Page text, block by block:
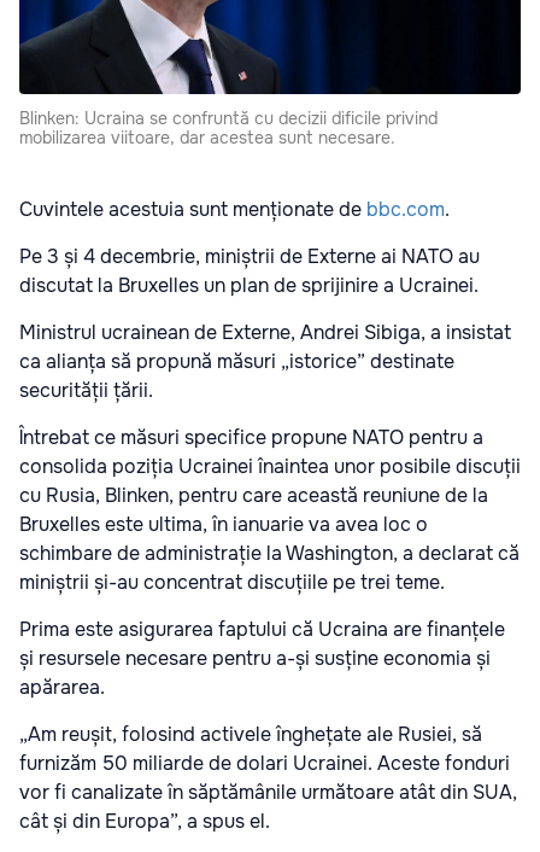
Blinken: Ucraina se confruntă cu decizii dificile privind
mobilizarea viitoare, dar acestea sunt necesare.
Cuvintele acestuia sunt menționate de bbc.com.
Pe 3 și 4 decembrie, miniștrii de Externe ai NATO au
discutat la Bruxelles un plan de sprijinire a Ucrainei.
Ministrul ucrainean de Externe, Andrei Sibiga, a insistat
ca alianța să propună măsuri „istorice” destinate
securității țării.
Întrebat ce măsuri specifice propune NATO pentru a
consolida poziția Ucrainei înaintea unor posibile discuții
cu Rusia, Blinken, pentru care această reuniune de la
Bruxelles este ultima, în ianuarie va avea loc o
schimbare de administrație la Washington, a declarat că
miniștrii și-au concentrat discuțiile pe trei teme.
Prima este asigurarea faptului că Ucraina are finanțele
și resursele necesare pentru a-și susține economia și
apărarea.
„Am reușit, folosind activele înghețate ale Rusiei, să
furnizăm 50 miliarde de dolari Ucrainei. Aceste fonduri
vor fi canalizate în săptămânile următoare atât din SUA,
cât și din Europa”, a spus el.